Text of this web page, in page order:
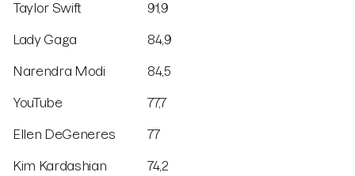
Taylor Swift 91,9
Lady Gaga 84,9
Narendra Modi 84,5
YouTube 77,7
Ellen DeGeneres 77
Kim Kardashian 74,2